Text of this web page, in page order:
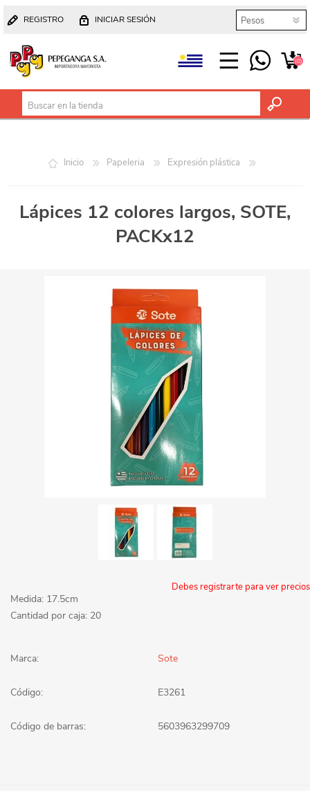
REGISTRO INICIAR SESIÓN
(0)
Inicio Papeleria Expresión plástica
Lápices 12 colores largos, SOTE,
PACKx12
Debes registrarte para ver precios
Medida: 17.5cm
Cantidad por caja: 20
Marca: Sote
Código: E3261
Código de barras: 5603963299709